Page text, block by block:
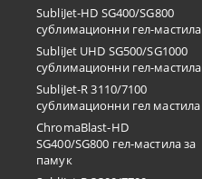
SubliJet-HD SG400/SG800
сублимационни гел-мастила
SubliJet UHD SG500/SG1000
сублимационни гел-мастила
SubliJet-R 3110/7100
сублимационни гел мастила
ChromaBlast-HD
SG400/SG800 гел-мастила за
памук